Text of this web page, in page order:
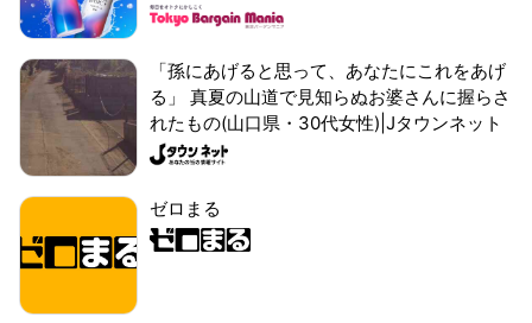
「孫にあげると思って、あなたにこれをあげ
る」 真夏の山道で見知らぬお婆さんに握らさ
れたもの(山口県・30代女性)|Jタウンネット
ゼロまる